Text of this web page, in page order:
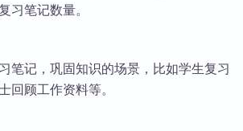
习笔记数量。
笔记，巩固知识的场景，比如学生复习
回顾工作资料等。